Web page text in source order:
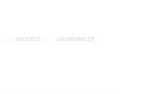
DROOGTE
GRONDWATER